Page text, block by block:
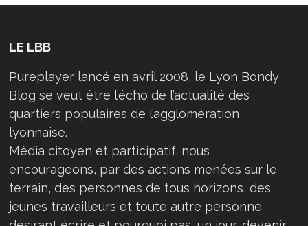
LE LBB
Pureplayer lancé en avril 2008, le Lyon Bondy
Blog se veut être l’écho de l’actualité des
quartiers populaires de l’agglomération
lyonnaise.
Média citoyen et participatif, nous
encourageons, par des actions menées sur le
terrain, des personnes de tous horizons, des
jeunes travailleurs et toute autre personne